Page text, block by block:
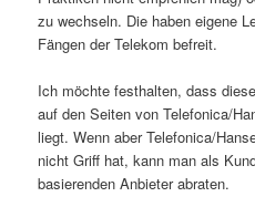
zu wechseln. Die haben eigene
Fängen der Telekom befreit.
Ich möchte festhalten, dass
auf den Seiten von Telefonica/
liegt. Wenn aber Telefonica/
nicht Griff hat, kann man als
basierenden Anbieter abraten.